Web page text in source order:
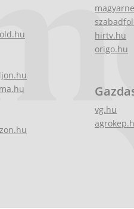
hirtv.hu
origo.hu
vg.hu